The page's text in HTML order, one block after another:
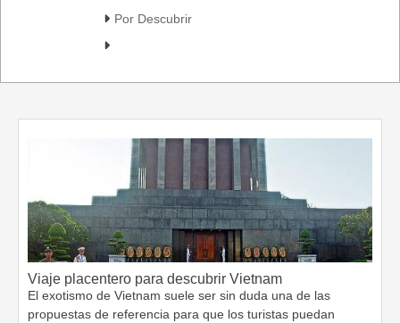
Por Descubrir
Viaje placentero para descubrir Vietnam
El exotismo de Vietnam suele ser sin duda una de las
propuestas de referencia para que los turistas puedan